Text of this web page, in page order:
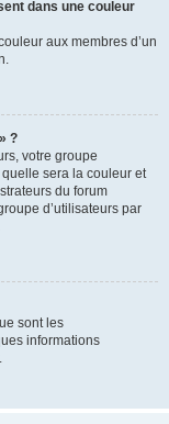
dans une couleur
aux membres d’un
?
votre groupe
sera la couleur et
du forum
d’utilisateurs par
sont les
informations